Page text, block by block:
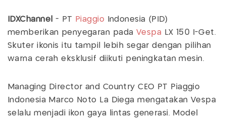
IDXChannel - PT Piaggio Indonesia (PID)
memberikan penyegaran pada Vespa LX 150 I-Get.
Skuter ikonis itu tampil lebih segar dengan pilihan
warna cerah eksklusif diikuti peningkatan mesin.
Managing Director and Country CEO PT Piaggio
Indonesia Marco Noto La Diega mengatakan Vespa
selalu menjadi ikon gaya lintas generasi. Model